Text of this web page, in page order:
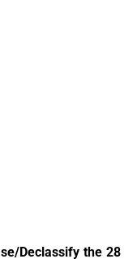
Declassify the 28